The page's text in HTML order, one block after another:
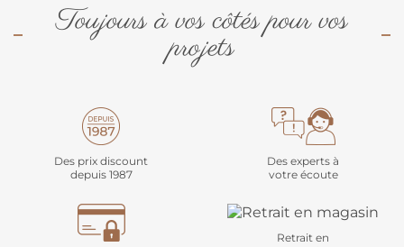
Toujours à vos côtés pour vos
projets
Des prix discount
depuis 1987
Des experts à
votre écoute
Retrait en